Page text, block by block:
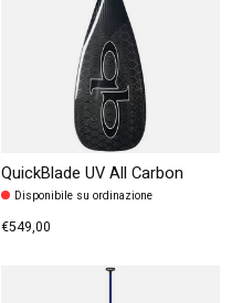
QuickBlade UV All Carbon
Disponibile su ordinazione
€549,00